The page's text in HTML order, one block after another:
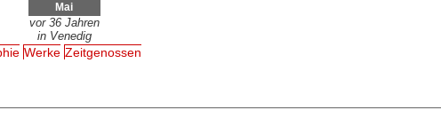
Mai
vor 36 Jahren
in Venedig
Werke Zeitgenossen